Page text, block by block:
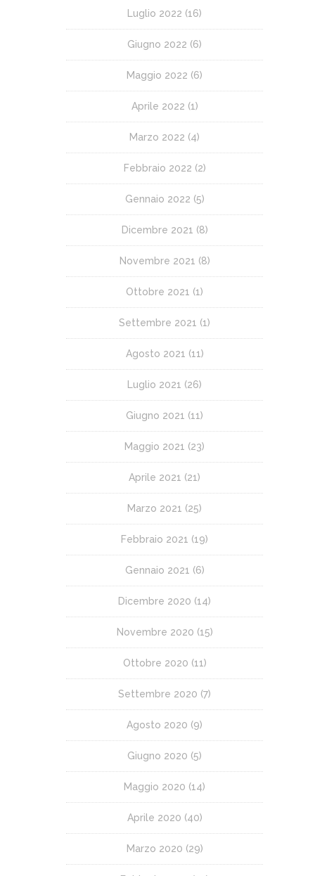
Luglio 2022 (16)
Giugno 2022 (6)
Maggio 2022 (6)
Aprile 2022 (1)
Marzo 2022 (4)
Febbraio 2022 (2)
Gennaio 2022 (5)
Dicembre 2021 (8)
Novembre 2021 (8)
Ottobre 2021 (1)
Settembre 2021 (1)
Agosto 2021 (11)
Luglio 2021 (26)
Giugno 2021 (11)
Maggio 2021 (23)
Aprile 2021 (21)
Marzo 2021 (25)
Febbraio 2021 (19)
Gennaio 2021 (6)
Dicembre 2020 (14)
Novembre 2020 (15)
Ottobre 2020 (11)
Settembre 2020 (7)
Agosto 2020 (9)
Giugno 2020 (5)
Maggio 2020 (14)
Aprile 2020 (40)
Marzo 2020 (29)